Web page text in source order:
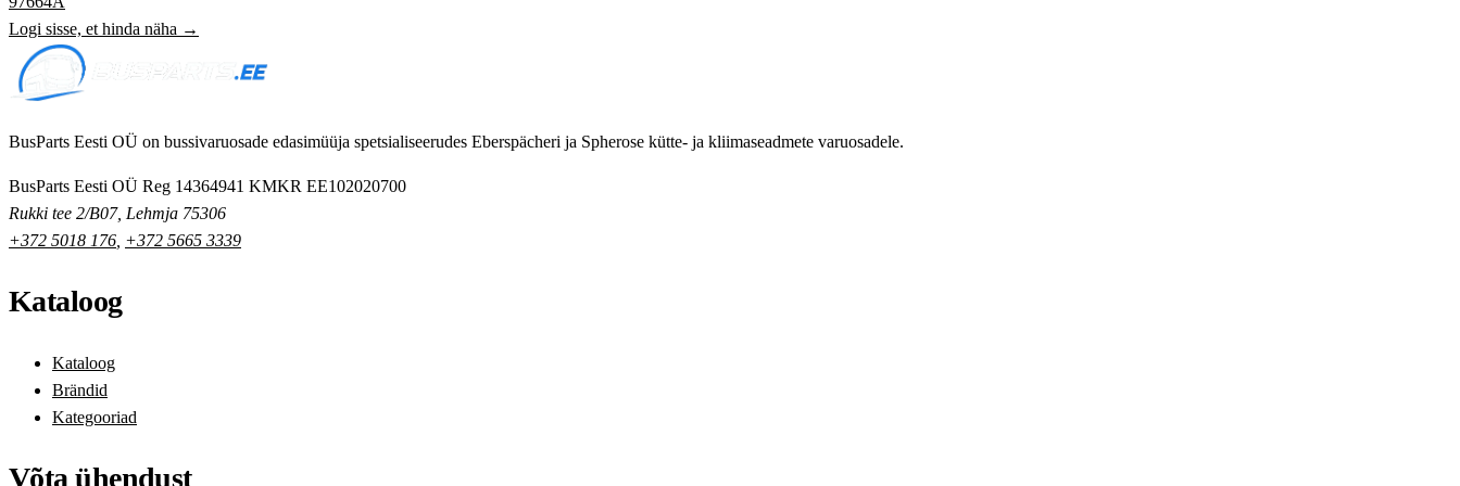
Logi sisse, et hinda näha →
BusParts Eesti OÜ on bussivaruosade edasimüüja spetsialiseerudes Eberspächeri ja Spherose kütte- ja kliimaseadmete varuosadele.
BusParts Eesti OÜ Reg 14364941 KMKR EE102020700
Rukki tee 2/B07, Lehmja 75306
+372 5018 176 +372 5665 3339
Kataloog
Kataloog
Brändid
Kategooriad
Võta ühendust